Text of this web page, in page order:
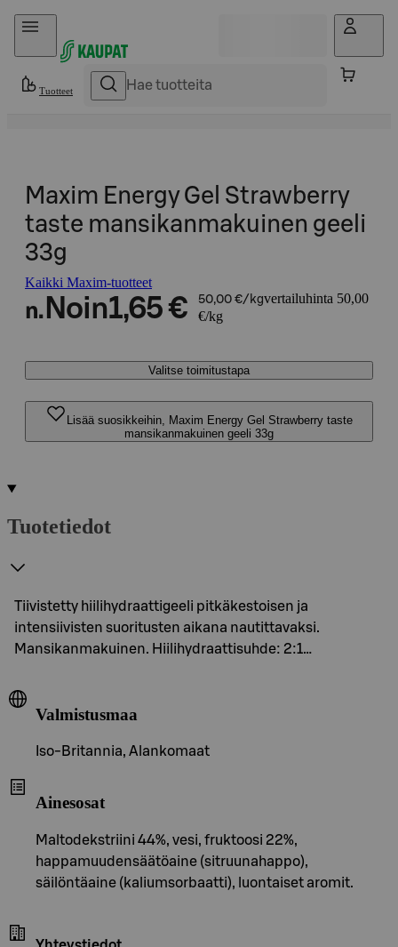
Hyppää sisältöön
Tuotteet
Maxim Energy Gel Strawberry
taste mansikanmakuinen geeli
33g
Kaikki Maxim-tuotteet
n. Noin1,65 € 50,00 €/kgvertailuhinta 50,00
€/kg
Valitse toimitustapa
Lisää suosikkeihin, Maxim Energy Gel Strawberry taste
mansikanmakuinen geeli 33g
Tuotetiedot
Tiivistetty hiilihydraattigeeli pitkäkestoisen ja
intensiivisten suoritusten aikana nautittavaksi.
Mansikanmakuinen. Hiilihydraattisuhde: 2:1…
Valmistusmaa
Iso-Britannia, Alankomaat
Ainesosat
Maltodekstriini 44%, vesi, fruktoosi 22%,
happamuudensäätöaine (sitruunahappo),
säilöntäaine (kaliumsorbaatti), luontaiset aromit.